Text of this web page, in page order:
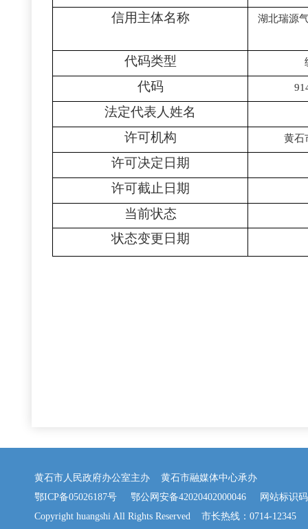
信用主体名称 湖北瑞源
代码类型
代码
法定代表人姓名
许可机构
黄石
许可决定日期
许可截止日期
当前状态
状态变更日期
黄石市人民政府办公室主办 黄石市融媒体中心承办
鄂ICP备05026187号
鄂公网安备42020402000046 网站标识码
Copyright huangshi All Rights Reserved 市长热线：0714-12345